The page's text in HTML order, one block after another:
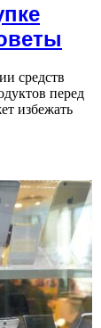
средств
перед
избежать